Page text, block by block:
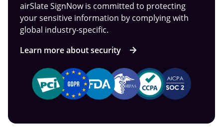
airSlate SignNow is committed to protecting
your sensitive information by complying with
global industry-specific.
Learn more about security